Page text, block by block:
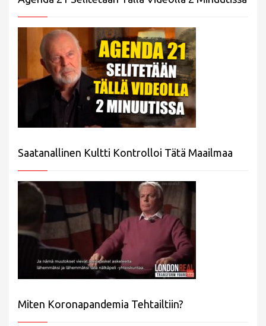
Saatanallinen Kultti Kontrolloi Tätä Maailmaa
Miten Koronapandemia Tehtailtiin?